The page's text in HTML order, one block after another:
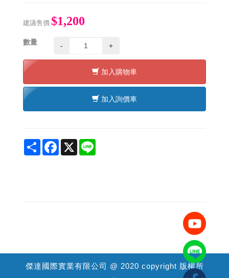
建議售價 $1,200
數量 - +
加入購物車
加入詢價車
Share Facebook
X
傑達國際實業有限公司 @ 2020 copyright 版權所